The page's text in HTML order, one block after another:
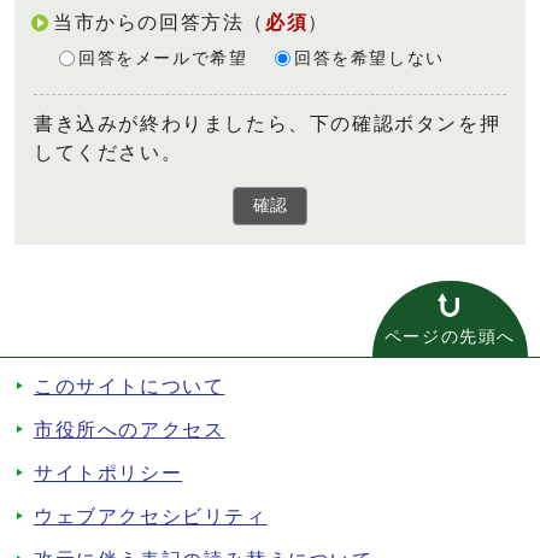
当市からの回答方法 （ 必須）
回答をメールで希望 回答を希望しない
書き込みが終わりましたら、下の確認ボタンを押
してください。
確認
ページの先頭へ
このサイトについて
市役所へのアクセス
サイトポリシー
ウェブアクセシビリティ